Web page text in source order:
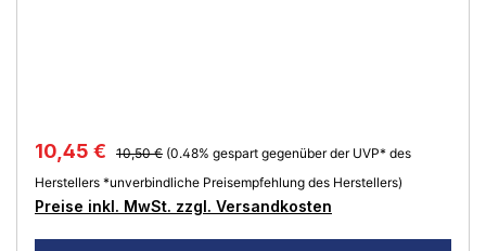
10,45 € 10,50 € (0.48% gespart gegenüber der UVP* des
Herstellers *unverbindliche Preisempfehlung des Herstellers)
Preise inkl. MwSt. zzgl. Versandkosten